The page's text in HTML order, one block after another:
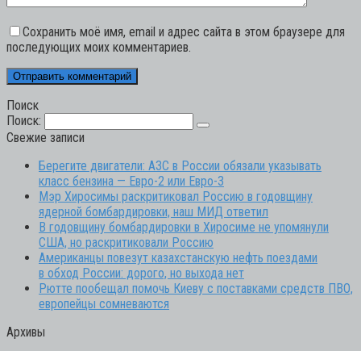
Сохранить моё имя, email и адрес сайта в этом браузере для
последующих моих комментариев.
Поиск
Поиск:
Свежие записи
Берегите двигатели: АЗС в России обязали указывать
класс бензина — Евро-2 или Евро-3
Мэр Хиросимы раскритиковал Россию в годовщину
ядерной бомбардировки, наш МИД ответил
В годовщину бомбардировки в Хиросиме не упомянули
США, но раскритиковали Россию
Американцы повезут казахстанскую нефть поездами
в обход России: дорого, но выхода нет
Рютте пообещал помочь Киеву с поставками средств ПВО,
европейцы сомневаются
Архивы